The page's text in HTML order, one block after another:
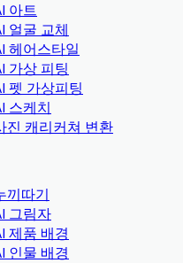
아트
얼굴 교체
헤어스타일
가상 피팅
펫 가상피팅
스케치
진 캐리커쳐 변환
끼따기
그림자
제품 배경
인물 배경